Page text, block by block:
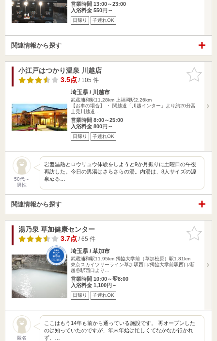
営業時間 13:00～23:00
入浴料金 550円～
日帰り 子連れOK
関連情報から探す
お気に入
りに追加
小江戸はつかり温泉 川越店
3.5点/ 105 件
埼玉県 / 川越市
武蔵浦和駅11.28km
上福岡駅2.26km
【お車の場合】 ・ 関越道「川越インター」より約20分富
士見川越道…
営業時間 8:00～25:00
入浴料金 800円～
日帰り 子連れOK
50代～
男性
岩盤温熱とロウリュウ体験をしようと9か月振りに土曜日の午後
再訪した。今日の男湯はさらさらの湯。内湯は、8人サイズの源
泉ぬる…
関連情報から探す
お気に入
りに追加
湯乃泉 草加健康センター
3.7点/ 65 件
埼玉県 / 草加市
武蔵浦和駅11.95km 獨協大学前（草加松原）駅1.81km
東京スカイツリーライン草加駅西口/獨協大学前駅西口/新
越谷駅西口より…
営業時間 10:00～翌8:00
入浴料金 1,100円～
日帰り 子連れOK
匿名
ここはもう14年も前から通っている施設です。 再オープンした
のは知っていたのですが、年末年始は忙しくてなかなか行かれ
ず、…